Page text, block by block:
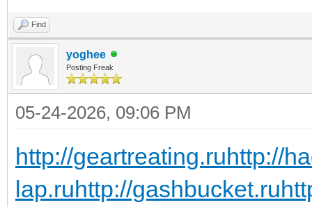
Find
yoghee
Posting Freak
05-24-2026, 09:06 PM
http://geartreating.ruhttp://
lap.ruhttp://gashbucket.ru